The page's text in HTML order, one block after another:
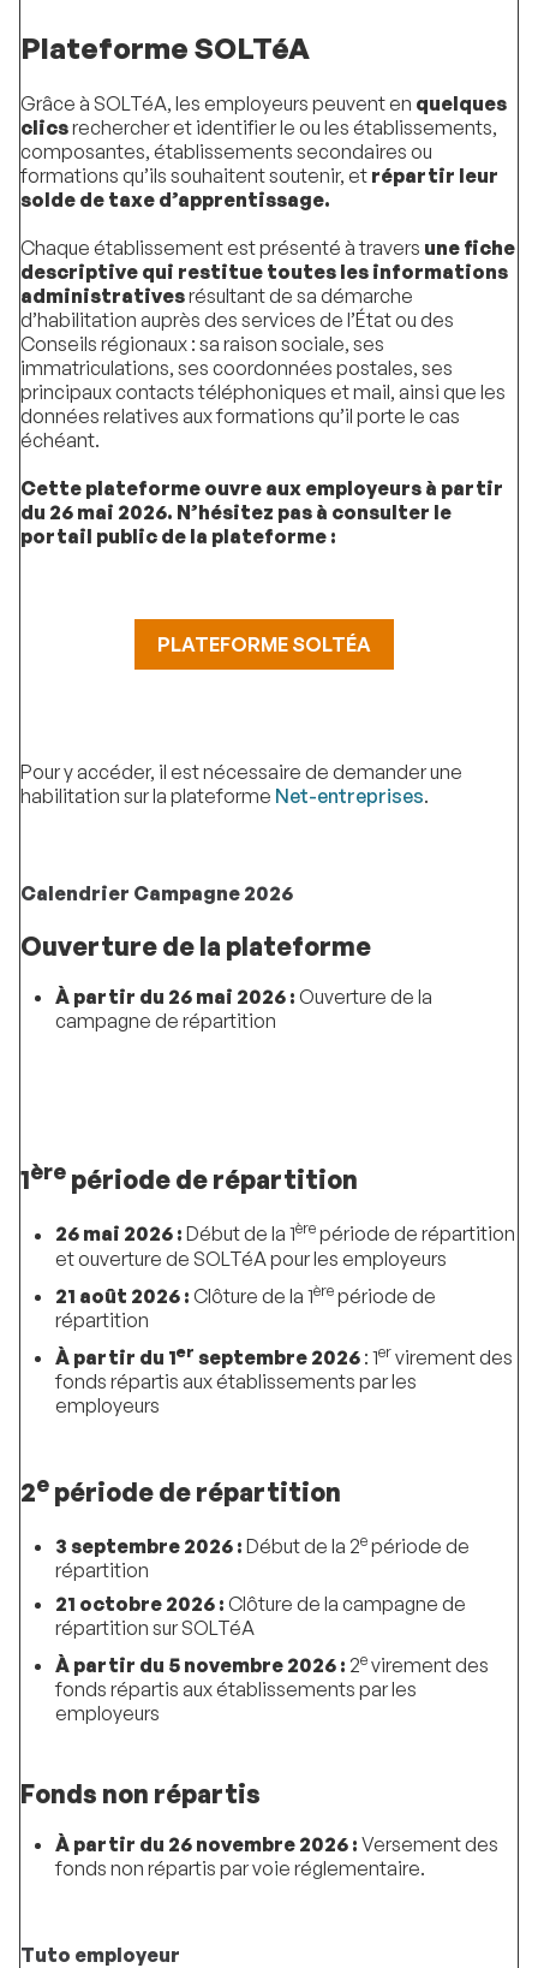
Plateforme SOLTéA
Grâce à SOLTéA, les employeurs peuvent en quelques
clicsrechercher et identifier le ou les établissements,
composantes, établissements secondaires ou
formations qu’ils souhaitent soutenir, et répartir leur
solde de taxe d’apprentissage.
Chaque établissement est présenté à travers une fiche
descriptive qui restitue toutes les informations
administrativesrésultant de sa démarche
d’habilitation auprès des services de l’État ou des
Conseils régionaux : sa raison sociale, ses
immatriculations, ses coordonnées postales, ses
principaux contacts téléphoniques et mail, ainsi que les
données relatives aux formations qu’il porte le cas
échéant.
Cette plateforme ouvre aux employeurs à partir
du 26 mai 2026. N’hésitez pas à consulter le
portail public de la plateforme :
PLATEFORME SOLTÉA
Pour y accéder, il est nécessaire de demander une
habilitation sur la plateforme Net-entreprises.
Calendrier Campagne 2026
Ouverture de la plateforme
À partir du 26 mai 2026 : Ouverture de la
campagne de répartition
1ère période de répartition
26 mai 2026 : Début de la 1èrepériode de répartition
et ouverture de SOLTéA pour les employeurs
21 août 2026 : Clôture de la 1èrepériode de
répartition
À partir du 1er septembre 2026 : 1ervirement des
fonds répartis aux établissements par les
employeurs
2e période de répartition
3 septembre 2026 : Début de la 2epériode de
répartition
21 octobre 2026 : Clôture de la campagne de
répartition sur SOLTéA
À partir du 5 novembre 2026 : 2evirement des
fonds répartis aux établissements par les
employeurs
Fonds non répartis
À partir du 26 novembre 2026 : Versement des
fonds non répartis par voie réglementaire.
Tuto employeur